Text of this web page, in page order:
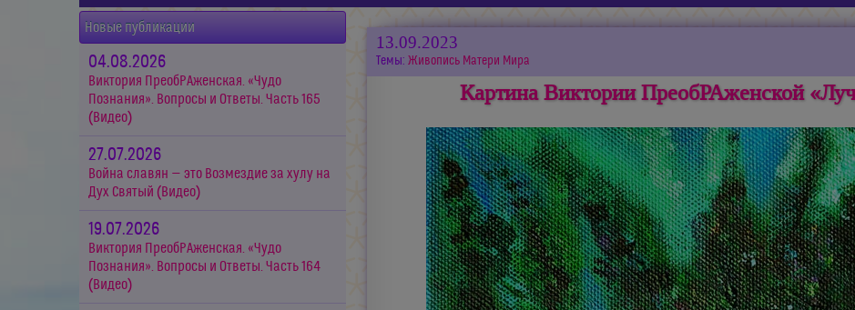
Новые публикации
04.08.2026
Виктория ПреобРАженская. «Чудо
Познания». Вопросы и Ответы. Часть 165
(Видео)
27.07.2026
Война славян — это Возмездие за хулу на
Дух Святый (Видео)
19.07.2026
Виктория ПреобРАженская. «Чудо
Познания». Вопросы и Ответы. Часть 164
(Видео)
13.09.2023
Темы: Живопись Матери Мира
Картина Виктории ПреобРАженской